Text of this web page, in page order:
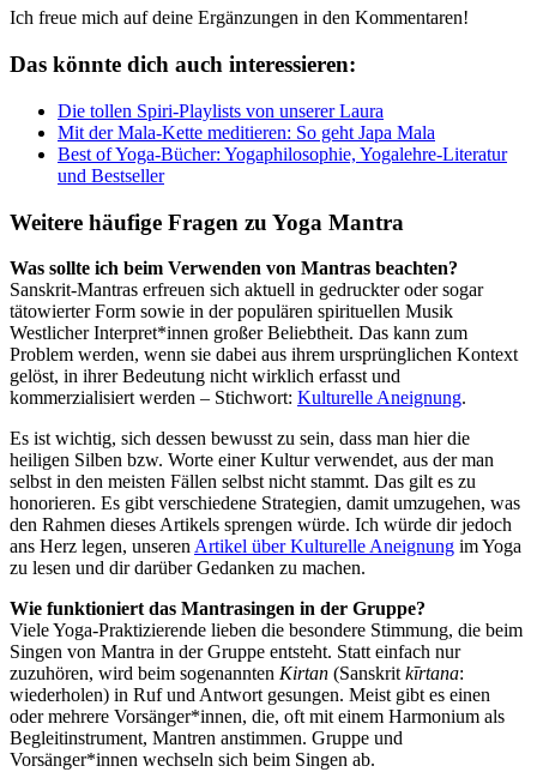
Ich freue mich auf deine Ergänzungen in den Kommentaren!
Das könnte dich auch interessieren:
Die tollen Spiri-Playlists von unserer Laura
Mit der Mala-Kette meditieren: So geht Japa Mala
Best of Yoga-Bücher: Yogaphilosophie, Yogalehre-Literatur
und Bestseller
Weitere häufige Fragen zu Yoga Mantra
Was sollte ich beim Verwenden von Mantras beachten?
Sanskrit-Mantras erfreuen sich aktuell in gedruckter oder sogar
tätowierter Form sowie in der populären spirituellen Musik
Westlicher Interpret*innen großer Beliebtheit. Das kann zum
Problem werden, wenn sie dabei aus ihrem ursprünglichen Kontext
gelöst, in ihrer Bedeutung nicht wirklich erfasst und
kommerzialisiert werden – Stichwort: Kulturelle Aneignung.
Es ist wichtig, sich dessen bewusst zu sein, dass man hier die
heiligen Silben bzw. Worte einer Kultur verwendet, aus der man
selbst in den meisten Fällen selbst nicht stammt. Das gilt es zu
honorieren. Es gibt verschiedene Strategien, damit umzugehen, was
den Rahmen dieses Artikels sprengen würde. Ich würde dir jedoch
ans Herz legen, unseren Artikel über Kulturelle Aneignung im Yoga
zu lesen und dir darüber Gedanken zu machen.
Wie funktioniert das Mantrasingen in der Gruppe?
Viele Yoga-Praktizierende lieben die besondere Stimmung, die beim
Singen von Mantra in der Gruppe entsteht. Statt einfach nur
zuzuhören, wird beim sogenannten Kirtan (Sanskrit kīrtana:
wiederholen) in Ruf und Antwort gesungen. Meist gibt es einen
oder mehrere Vorsänger*innen, die, oft mit einem Harmonium als
Begleitinstrument, Mantren anstimmen. Gruppe und
Vorsänger*innen wechseln sich beim Singen ab.